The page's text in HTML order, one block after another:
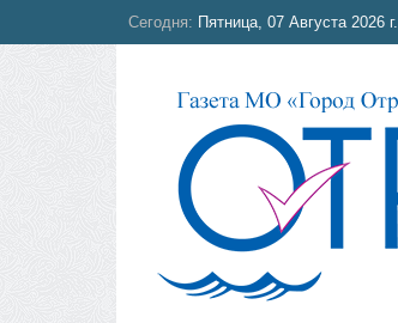
Сегодня: Пятница, 07 Августа 2026 г.